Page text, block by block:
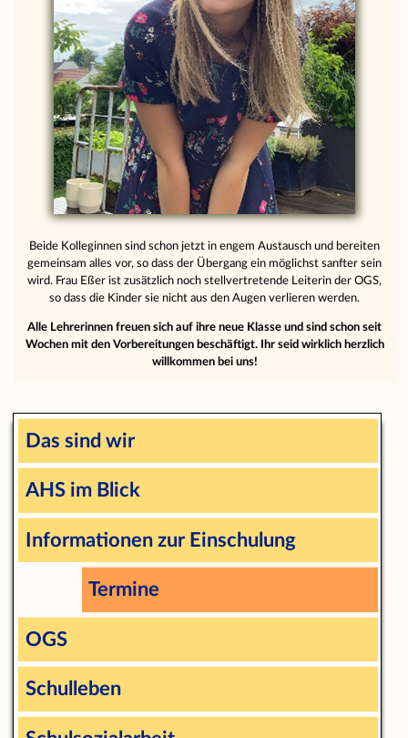
Beide Kolleginnen sind schon jetzt in engem Austausch und bereiten
gemeinsam alles vor, so dass der Übergang ein möglichst sanfter sein
wird. Frau Eßer ist zusätzlich noch stellvertretende Leiterin der OGS,
so dass die Kinder sie nicht aus den Augen verlieren werden.
Alle Lehrerinnen freuen sich auf ihre neue Klasse und sind schon seit
Wochen mit den Vorbereitungen beschäftigt. Ihr seid wirklich herzlich
willkommen bei uns!
Das sind wir
AHS im Blick
Informationen zur Einschulung
Termine
OGS
Schulleben